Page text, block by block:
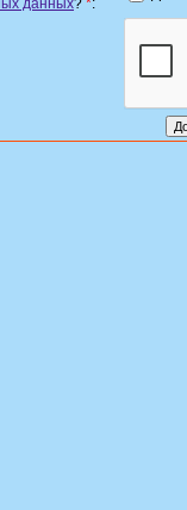
данных? *: